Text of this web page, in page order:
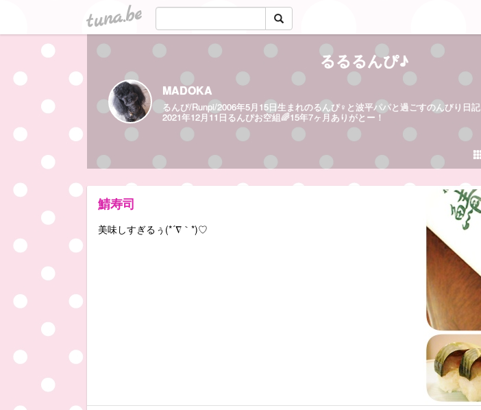
tuna.be
るるるんぴ♪
MADOKA
るんぴ/Runpi/2006年5月15日生まれのるんぴ♀と波平パパと過ごすのんびり日記
2021年12月11日るんぴお空組🌈15年7ヶ月ありがとー！
鯖寿司
美味しすぎるぅ(*´∇｀*)♡